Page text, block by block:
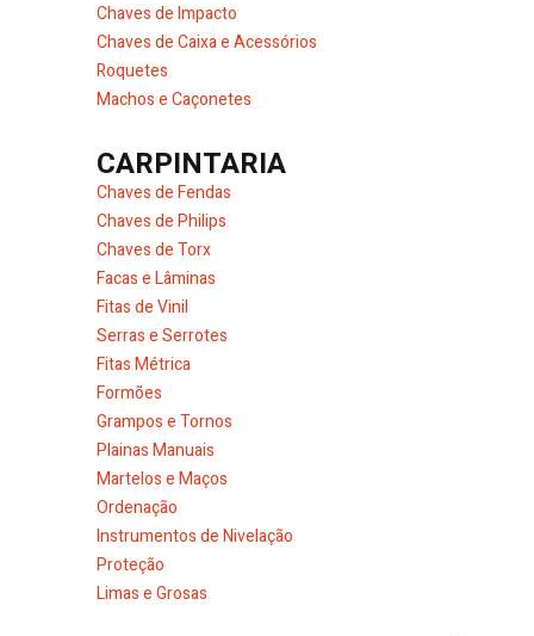
Chaves de Impacto
Chaves de Caixa e Acessórios
Roquetes
Machos e Caçonetes
CARPINTARIA
Chaves de Fendas
Chaves de Philips
Chaves de Torx
Facas e Lâminas
Fitas de Vinil
Serras e Serrotes
Fitas Métrica
Formões
Grampos e Tornos
Plainas Manuais
Martelos e Maços
Ordenação
Instrumentos de Nivelação
Proteção
Limas e Grosas